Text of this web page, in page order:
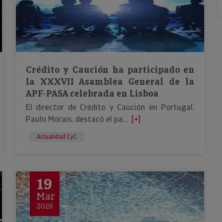
Crédito y Caución ha participado en
la XXXVII Asamblea General de la
APF-PASA celebrada en Lisboa
El director de Crédito y Caución en Portugal,
Paulo Morais, destacó el pa... [+]
Actualidad CyC
19
Mar
2026